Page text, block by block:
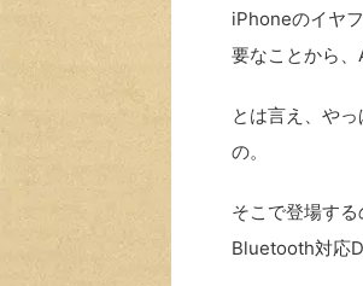
iPhoneのイヤ
要なことから
とは言え、や
の。
そこで登場す
Bluetooth対応